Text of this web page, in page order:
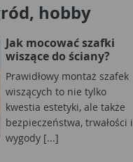
hobby
Jak mocować szafki
wiszące do ściany?
Prawidłowy montaż szafek
wiszących to nie tylko
kwestia estetyki, ale także
bezpieczeństwa, trwałości i
wygody [...]